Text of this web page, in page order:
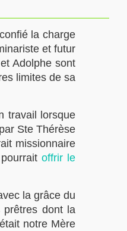
la charge
et futur
Adolphe sont
limites de sa
travail lorsque
Ste Thérèse
missionnaire
pourraitoffrir le
la grâce du
dont la
notre Mère